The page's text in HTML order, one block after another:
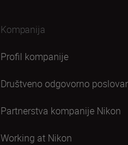
Kompanija
Profil kompanije
Društveno odgovorno
Partnerstva kompanije Nikon
Working at Nikon